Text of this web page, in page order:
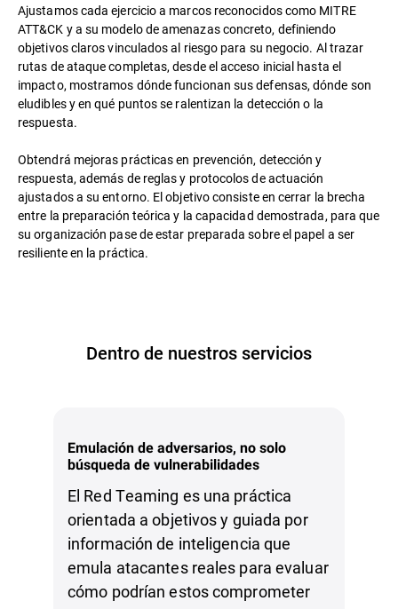
Ajustamos cada ejercicio a marcos reconocidos como MITRE
ATT&CK y a su modelo de amenazas concreto, definiendo
objetivos claros vinculados al riesgo para su negocio. Al trazar
rutas de ataque completas, desde el acceso inicial hasta el
impacto, mostramos dónde funcionan sus defensas, dónde son
eludibles y en qué puntos se ralentizan la detección o la
respuesta.
Obtendrá mejoras prácticas en prevención, detección y
respuesta, además de reglas y protocolos de actuación
ajustados a su entorno. El objetivo consiste en cerrar la brecha
entre la preparación teórica y la capacidad demostrada, para que
su organización pase de estar preparada sobre el papel a ser
resiliente en la práctica.
Dentro de nuestros servicios
Emulación de adversarios, no solo
búsqueda de vulnerabilidades
El Red Teaming es una práctica
orientada a objetivos y guiada por
información de inteligencia que
emula atacantes reales para evaluar
cómo podrían estos comprometer